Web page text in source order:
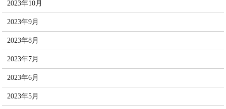
2023年10月
2023年9月
2023年8月
2023年7月
2023年6月
2023年5月